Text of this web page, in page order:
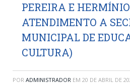
PEREIRA E
ATENDIMENTO A
MUNICIPAL DE
CULTURA)
POR ADMINISTRADOR EM 20 DE ABRIL DE